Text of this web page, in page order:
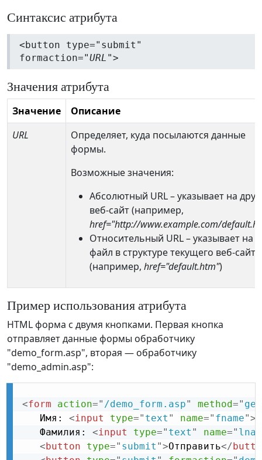
Синтаксис атрибута
<button type="submit"
formaction="URL ">
Значения атрибута
Значение
Описание
URL
Определяет, куда посылаются данные
формы.
Возможные значения:
Абсолютный URL – указывает на
веб-сайт (например,
href="http://www.example.com/
Относительный URL – указывает на
файл в структуре текущего веб-сайта
(например, href="default.htm")
Пример использования атрибута
HTML форма с двумя кнопками. Первая кнопка
отправляет данные формы обработчику
"demo_form.asp", вторая — обработчику
"demo_admin.asp":
<form action=" /demo_form.asp" method=" get
   Имя:
<input type=" text " name=" fname">
   Фамилия:
<input type=" text " name="
<button type=" submit ">Отправить</